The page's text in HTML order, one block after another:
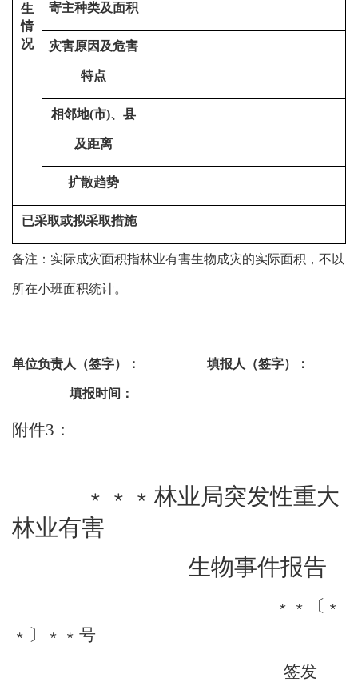
生
情
况
寄主种类及面积
灾害原因及危害
特点
相邻地(市)、县
及距离
扩散趋势
已采取或拟采取措施
备注：实际成灾面积指林业有害生物成灾的实际面积，不以
所在小班面积统计。
单位负责人（签字）： 填报人（签字）：
填报时间：
附件3 ：
﹡﹡﹡ 林业局突发性重大
林业有害
生物事件报告
﹡﹡ 〔 ﹡
﹡ 〕 ﹡﹡ 号
签发